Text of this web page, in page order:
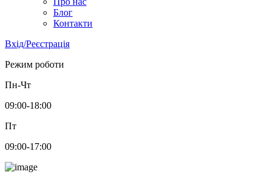
Блог
Контакти
Вхід/Реєстрація
Режим роботи
Пн-Чт
09:00-18:00
Пт
09:00-17:00